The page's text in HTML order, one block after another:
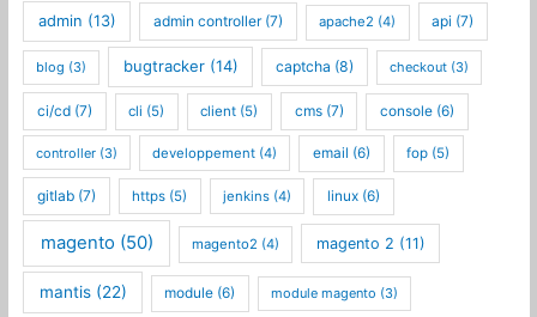
admin (13) admin controller(7) apache2 (4) api (7)
blog (3) bugtracker(14) captcha (8) checkout (3)
ci/cd (7) cli (5) client (5) cms(7) console (6)
controller (3) developpement (4) email (6) fop (5)
gitlab (7) https (5) jenkins (4) linux(6)
magento (50) magento2 (4) magento 2 (11)
mantis(22) module (6) module magento (3)